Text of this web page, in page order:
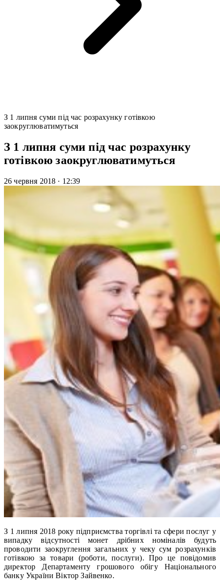
З 1 липня суми під час розрахунку готівкою
заокруглюватимуться
З 1 липня суми під час розрахунку
готівкою заокруглюватимуться
26 червня 2018 · 12:39
З 1 липня 2018 року підприємства торгівлі та сфери послуг у
випадку відсутності монет дрібних номіналів будуть
проводити заокруглення загальних у чеку сум розрахунків
готівкою за товари (роботи, послуги). Про це повідомив
директор Департаменту грошового обігу Національного
банку України Віктор Зайвенко.